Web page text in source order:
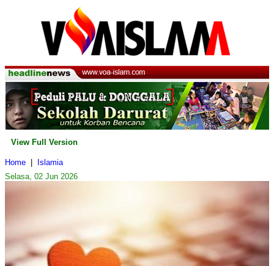
View Full Version
Home
Islamia
Selasa, 02 Jun 2026